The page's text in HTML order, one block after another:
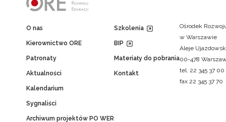
O nas
Kierownictwo ORE
Patronaty
Aktualności
Kalendarium
Sygnaliści
Archiwum projektów PO WER
Szkolenia
BIP
Materiały do pobrania
Kontakt
Ośrodek
w Warszawie
Aleje
00-478
tel. 22 345 37 00
fax 22 345 37 70